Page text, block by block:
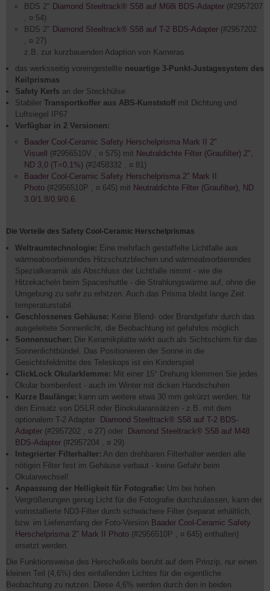
BDS 2" Diamond Steeltrack® S58 auf M68i BDS-Adapter (#2957207
, ¤ 54)
BDS 2" Diamond Steeltrack® S58 auf T-2 BDS-Adapter (#2957202
, ¤ 27)
z.B. zur kurzbauenden Adaption von Kameras
das werksseitig voreingestellte neuartige 3-Punkt-Justagesystem des
Keilprismas
Safety Kerfs an der Steckhülse
Stabiler Transportkoffer aus ABS-Kunststoff mit Dichtung und
Luftsiegel IP67
Verfügbar in 2 Versionen:
Baader Cool-Ceramic Safety Herschelprisma Mark II 2"
Visuell
(#2956510V , ¤ 575) mit Neutraldichte Filter (Graufilter) 2",
ND 3,0 (T=0,1%) (#2458332 , ¤ 81)
Baader Cool-Ceramic Safety Herschelprisma 2" Mark II
Photo (#2956510P , ¤ 645) mit Neutraldichte Filter (Graufilter), ND
3.0/1.8/0.9/0.6.
Die Vorteile des Safety Cool-Ceramic Herschelprismas
Weltraumtechnologie: Eine mehrfach gestaffelte Lichtfalle aus
wärmeabsorbierendes Hitzschutzblechen und wärmeabsorbierendes
Spezialkeramik als Abschluss der Lichtfalle nimmt - wie die
Hitzekacheln beim Spaceshuttle - die Strahlungswärme auf, ohne die
Umgebung zu sehr zu erhitzen. Auch das Prisma bleibt lange Zeit
temperaturstabil.
Geschlossenes Gehäuse: Keine Blend- oder Brandgefahr durch das
ausgeleitete Sonnenlicht, die Beobachtung ist gefahrlos möglich
Sonnensucher: Die Keramikplatte wirkt auch als Sichtschirm für das
Sonnenlichtbündel. Das Positionieren der Sonne in die
Gesichtsfeldmitte des Teleskops ist ein Kinderspiel
ClickLock Okularklemme: Mit einer 15° Drehung klemmen Sie jedes
Okular bombenfest - auch im Winter mit dicken Handschuhen
Kurze Baulänge: kann um weitere etwa 30 mm gekürzt werden, für
den Einsatz von DSLR oder Binokularansätzen - z.B. mit dem
optionalem T-2 Adapter
Diamond Steeltrack® S58 auf T-2 BDS-
Adapter (#2957202 , ¤ 27) oder
Diamond Steeltrack® S58 auf M48
BDS-Adapter (#2957204 , ¤ 29)
Integrierter Filterhalter: An den drehbaren Filterhalter werden alle
nötigen Filter fest im Gehäuse verbaut - keine Gefahr beim
Okularwechsel!
Anpassung der Helligkeit für Fotografie: Um bei hohen
Vergrößerungen genug Licht für die Fotografie durchzulassen, kann der
vorinstallierte ND3-Filter durch schwächere Filter (separat erhältlich,
bzw. im Lieferumfang der Foto-Version Baader Cool-Ceramic Safety
Herschelprisma 2" Mark II Photo (#2956510P , ¤ 645) enthalten)
ersetzt werden.
Die Funktionsweise des Herschelkeils beruht auf dem Prinzip, nur einen
kleinen Teil (4,6%) des einfallenden Lichtes für die eigentliche
Beobachtung zu nutzen. Diese 4,6% werden durch den in beiden